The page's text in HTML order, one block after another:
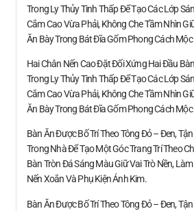
Trong Ly Thủy Tinh Thấp Để Tạo Các Lớp
Cắm Cao Vừa Phải, Không Che Tầm Nhìn
Ăn Bày Trong Bát Đĩa Gốm Phong Cách
Hai Chân Nến Cao Đặt Đối Xứng Hai Đầu
Trong Ly Thủy Tinh Thấp Để Tạo Các Lớp
Cắm Cao Vừa Phải, Không Che Tầm Nhìn
Ăn Bày Trong Bát Đĩa Gốm Phong Cách
Bàn Ăn Được Bố Trí Theo Tông Đỏ – Đen,
Trong Nhà Để Tạo Một Góc Trang Trí Theo
Bàn Tròn Đá Sáng Màu Giữ Vai Trò Nền,
Nến Xoắn Và Phụ Kiện Ánh Kim.
Bàn Ăn Được Bố Trí Theo Tông Đỏ – Đen,